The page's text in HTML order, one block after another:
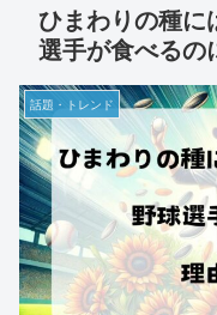
ひまわりの種に
選手が食べるの
話題・トレンド